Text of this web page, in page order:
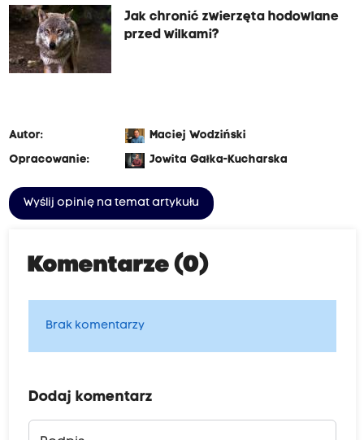
Jak chronić zwierzęta hodowlane
przed wilkami?
Autor:
Maciej Wodziński
Opracowanie:
Jowita Gałka-Kucharska
Wyślij opinię na temat artykułu
Komentarze (0)
Brak komentarzy
Dodaj komentarz